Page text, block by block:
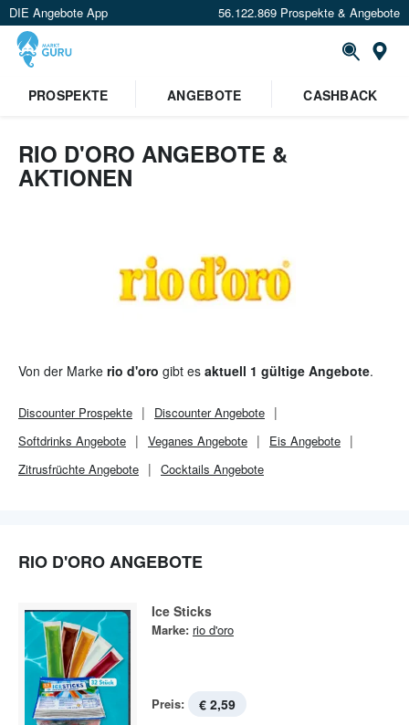
DIE Angebote App 56.122.869 Prospekte & Angebote
PROSPEKTE ANGEBOTE CASHBACK
RIO D'ORO ANGEBOTE &
AKTIONEN
Von der Marke rio d'oro gibt es aktuell 1 gültige Angebote.
DiscounterProspekte DiscounterAngebote
Softdrinks Angebote
Veganes Angebote
Eis Angebote
Zitrusfrüchte Angebote
Cocktails Angebote
RIO D'ORO ANGEBOTE
Ice Sticks
Marke: rio d'oro
Preis: € 2,59